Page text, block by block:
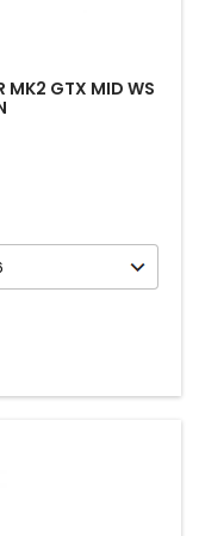
GTX MID WS